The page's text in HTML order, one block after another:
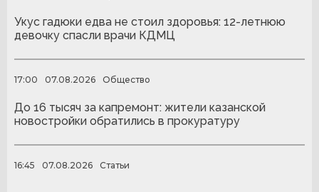
Укус гадюки едва не стоил здоровья: 12-летнюю
девочку спасли врачи КДМЦ
17:00 07.08.2026 Общество
До 16 тысяч за капремонт: жители казанской
новостройки обратились в прокуратуру
16:45 07.08.2026 Статьи